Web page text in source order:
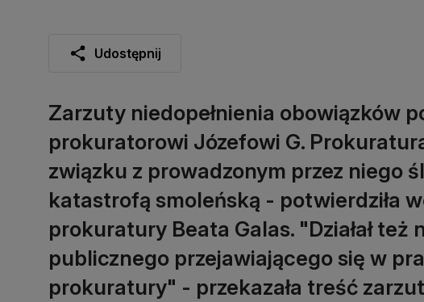
Udostępnij
Zarzuty niedopełnienia obowiązków
prokuratorowi Józefowi G.
związku z prowadzonym przez niego
katastrofą smoleńską - potwierdziła
prokuratury Beata Galas. "Działał też
publicznego przejawiającego się w
prokuratury" - przekazała treść